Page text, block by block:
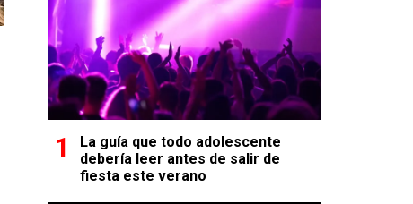
La guía que todo adolescente
debería leer antes de salir de
fiesta este verano